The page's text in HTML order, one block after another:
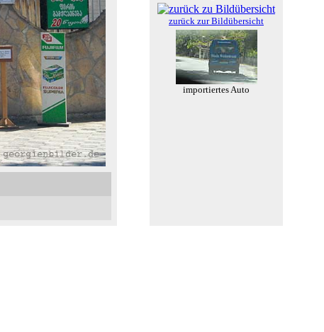
zurück zur Bildübersicht
importiertes Auto